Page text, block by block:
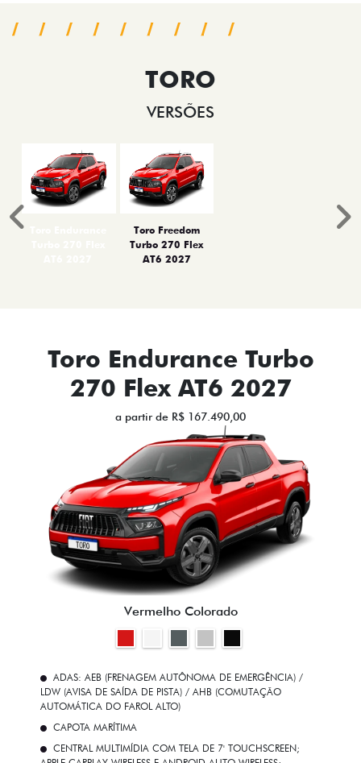
TORO
VERSÕES
Toro Freedom
Turbo 270 Flex
AT6 2027
Anterior
Toro Endurance Turbo
270 Flex AT6 2027
a partir de R$ 167.490,00
Vermelho Colorado
ADAS: AEB (FRENAGEM AUTÔNOMA DE EMERGÊNCIA) /
LDW (AVISA DE SAÍDA DE PISTA) / AHB (COMUTAÇÃO
AUTOMÁTICA DO FAROL ALTO)
CAPOTA MARÍTIMA
CENTRAL MULTIMÍDIA COM TELA DE 7' TOUCHSCREEN;